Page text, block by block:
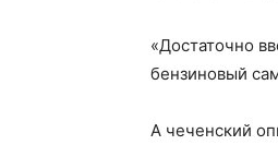
«Достаточно
бензиновый
А чеченский